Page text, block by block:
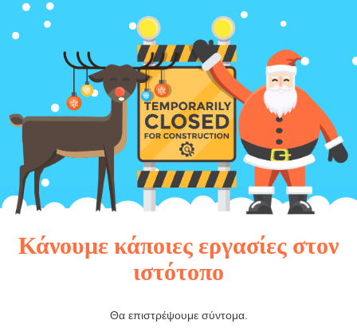
Κάνουμε κάποιες εργασίες στον
ιστότοπο
Θα επιστρέψουμε σύντομα.